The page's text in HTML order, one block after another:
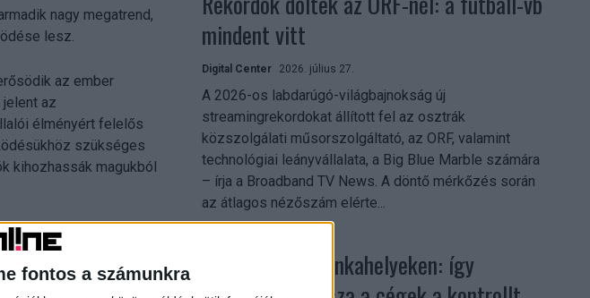
fontos a számunkra
nagy megatrend,
lesz.
az ember
az
élményért felelős
szükséges
kihozhassák magukból
a
–, a
segítségével minden
mindent vitt
Digital Center 2026. július 27.
A 2026-os labdarúgó-világbajnokság új
streamingrekordokat állított fel az osztrák
közszolgálati műsorszolgáltató, az ORF, valamint
technológiai leányvállalata, a Big Blue Marble számára
– írja a Broadband TV News. A döntő mérkőzés során
az átlagos nézőszám elérte...
Shadow AI a munkahelyeken: így